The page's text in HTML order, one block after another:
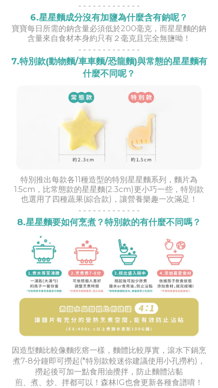
- - - - - - - - - - - - -
6.星星麵成分沒有加鹽為什麼含有鈉呢？
寶寶每日所需的鈉含量必須低於200毫克，而星星麵的鈉
含量來自食材本身約只有２毫克且完全無鹽呦！
- - - - - - - - - - - - -
7.特別款(動物麵/車車麵/恐龍麵)與常態的星星麵有
什麼不同呢？
特別推出每款各11種造型的特別星星麵系列，麵片為
1.5cm，比常態款的星星麵(2.3cm)更小巧一些，特別款
也選用了四種蔬果(綜合款)，讓營養樂趣一次滿足！
- - - - - - - - - - - - -
8.星星麵要如何烹煮？特別款的有什麼不同嗎？
因造型麵比較像麵疙瘩一樣，麵體比較厚實，滾水下鍋烹
煮7-8分鐘即可撈起(*特別款較迷你建議使用小孔撈杓)，
撈起後可加一點食用油攪拌，防止麵體沾黏
煎、煮、炒、拌都可以！森林IG也會更新各種食譜唷！